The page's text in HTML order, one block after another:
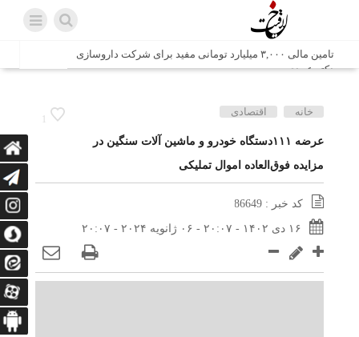
تامین مالی ۳,۰۰۰ میلیارد تومانی مفید برای شرکت داروسازی
دکتر عبیدی
شش وزیر کابینه پاکستان با حضور در سفارت ایران در اسلام
اتابک: ظرفیت های جدید همکاری‌های تجاری ایران و پاکستان با
محوریت بخش خصوصی فعال می‌شود
در مسیر جا‌مانده‌ها، دل‌ها به کربلا رسیده است
وزیر صمت خواستار پیگیری کانتینرهای ایرانی در بندر کراچی
شد / تجارت ۱۰ میلیارد دلاری ایران و پاکستان
1
خانه اقتصادی
عرضه ۱۱۱دستگاه خودرو و ماشین آلات سنگین در
مزایده فوق‌العاده اموال تملیکی
کد خبر : 86649
۱۶ دی ۱۴۰۲ - ۲۰:۰۷ - ۰۶ ژانویه ۲۰۲۴ - ۲۰:۰۷